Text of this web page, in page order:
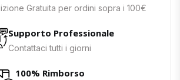
Gratuita per ordini sopra i 100€
Supporto Professionale
Contattaci tutti i giorni
100% Rimborso